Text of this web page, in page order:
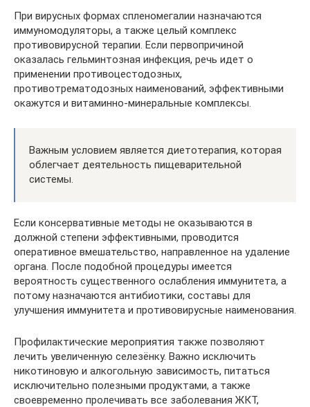
При вирусных формах спленомегалии назначаются
иммуномодуляторы, а также целый комплекс
противовирусной терапии. Если первопричиной
оказалась гельминтозная инфекция, речь идет о
применении противоцестодозных,
противотрематодозных наименований, эффективными
окажутся и витаминно-минеральные комплексы.
Важным условием является диетотерапия, которая
облегчает деятельность пищеварительной
системы.
Если консервативные методы не оказываются в
должной степени эффективными, проводится
оперативное вмешательство, направленное на удаление
органа. После подобной процедуры имеется
вероятность существенного ослабления иммунитета, а
потому назначаются антибиотики, составы для
улучшения иммунитета и противовирусные наименования.
Профилактические мероприятия также позволяют
лечить увеличенную селезёнку. Важно исключить
никотиновую и алкогольную зависимость, питаться
исключительно полезными продуктами, а также
своевременно пролечивать все заболевания ЖКТ,